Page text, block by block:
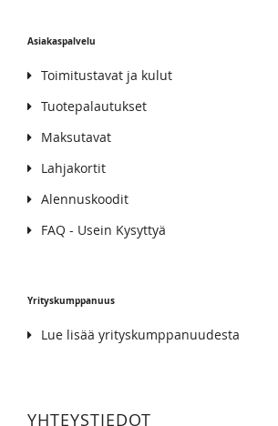
Asiakaspalvelu
Toimitustavat ja kulut
Tuotepalautukset
Maksutavat
Lahjakortit
Alennuskoodit
FAQ - Usein Kysyttyä
Yrityskumppanuus
Lue lisää yrityskumppanuudesta
YHTEYSTIEDOT